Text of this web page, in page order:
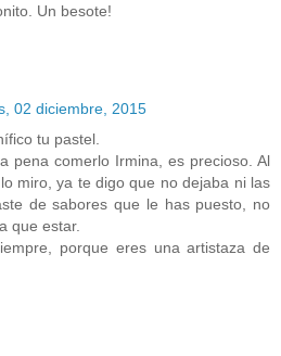
Un besote!
02 diciembre, 2015
tu pastel.
pena comerlo Irmina, es precioso. Al
miro, ya te digo que no dejaba ni las
de sabores que le has puesto, no
que estar.
porque eres una artistaza de